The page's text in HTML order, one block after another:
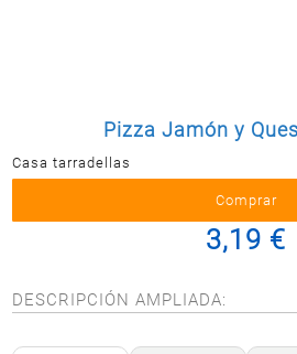
Pizza Jamón y
Casa tarradellas
3,19 €
DESCRIPCIÓN AMPLIADA: